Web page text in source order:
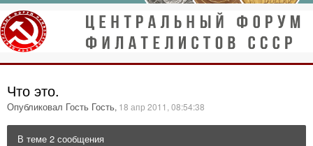
Что это.
Опубликовал Гость Гость, 18 апр 2011, 08:54:38
В теме 2 сообщения